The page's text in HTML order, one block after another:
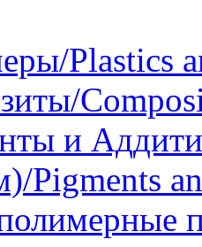
Plastics
и
Pigments